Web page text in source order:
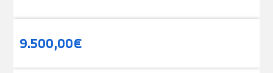
9.500,00€